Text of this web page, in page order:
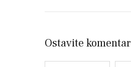
Ostavite komentar